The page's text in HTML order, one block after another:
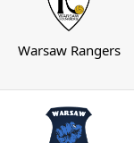
Warsaw Rangers